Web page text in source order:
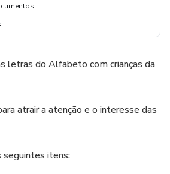
letras do Alfabeto com crianças da
atrair a atenção e o interesse das
seguintes itens: